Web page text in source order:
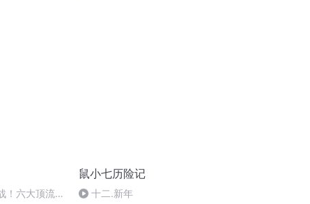
！六大顶流争
鼠小七历险记
十二.新年